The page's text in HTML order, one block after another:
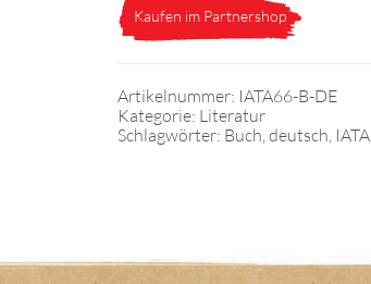
Kaufen im Partnershop
Artikelnummer: IATA66-B-DE
Kategorie: Literatur
Schlagwörter: Buch,deutsch, IATA